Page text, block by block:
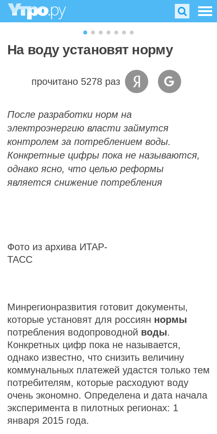
На воду установят норму
прочитано 5278 раз
После разработки норм на
электроэнергию власти займутся
контролем за потреблением воды.
Конкретные цифры пока не называются,
однако ясно, что целью реформы
является снижение потребления
Фото из архива ИТАР-
ТАСС
Минрегионразвития готовит документы,
которые установят для россиян нормы
потребления водопроводной воды.
Конкретных цифр пока не называется,
однако известно, что снизить величину
коммунальных платежей удастся только тем
потребителям, которые расходуют воду
очень экономно. Определена и дата начала
эксперимента в пилотных регионах: 1
января 2015 года.